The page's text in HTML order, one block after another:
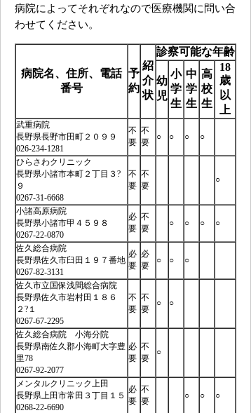
病院によってそれぞれなので医療機関に問い合
わせてください。
病院名、住所、電話
番号
予
約
紹
介
状
診察可能な年齢
幼
児
小
学
生
中
学
生
高
校
生
18
歳
以
上
武重病院
長野県長野市田町２０９９
026-234-1281
不
要
不
要
○ ○ ○ ○
ひらさわクリニック
長野県小諸市本町２丁目３?
９
0267-31-6668
不
要
不
要
○
小諸高原病院
長野県小諸市甲４５９８
0267-22-0870
必
要
不
要
○ ○ ○ ○
佐久総合病院
長野県佐久市臼田１９７番地
0267-82-3131
必
要
必
要
○ ○ ○
佐久市立国保浅間総合病院
長野県佐久市岩村田１８６
２?１
0267-67-2295
不
要
不
要
○ ○
佐久総合病院 小海分院
長野県南佐久郡小海町大字豊
里78
0267-92-2077
必
要
不
要
○
メンタルクリニック上田
長野県上田市常田３丁目１５
0268-22-6690
必
要
不
要
○ ○ ○